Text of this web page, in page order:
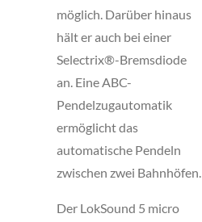
möglich. Darüber hinaus
hält er auch bei einer
Selectrix®-Bremsdiode
an. Eine ABC-
Pendelzugautomatik
ermöglicht das
automatische Pendeln
zwischen zwei Bahnhöfen.
Der LokSound 5 micro